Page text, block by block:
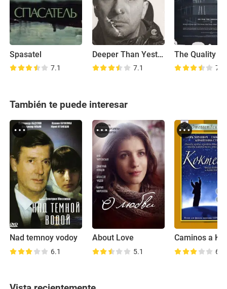
Spasatel
7.1
Deeper Than Yesterday
7.1 7.2
También te puede interesar
Nad temnoy vodoy
6.1
About Love
5.1
Caminos a
6.9